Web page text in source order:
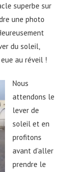
superbe sur
une photo
du soleil,
au réveil !
Nous
attendons le
lever de
soleil et en
profitons
avant d’aller
prendre le